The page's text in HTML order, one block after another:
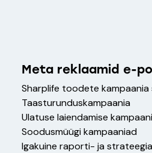
Meta reklaamid e-
Sharplife toodete kampaania
Taasturunduskampaania
Ulatuse laiendamise
Soodusmüügi kampaaniad
Igakuine raporti- ja